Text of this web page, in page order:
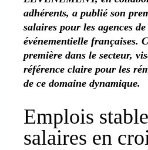
adhérents, a publié son
salaires pour les agences
événementielle françaises.
première dans le secteur,
référence claire pour les
de ce domaine dynamique.
Emplois
salaires en